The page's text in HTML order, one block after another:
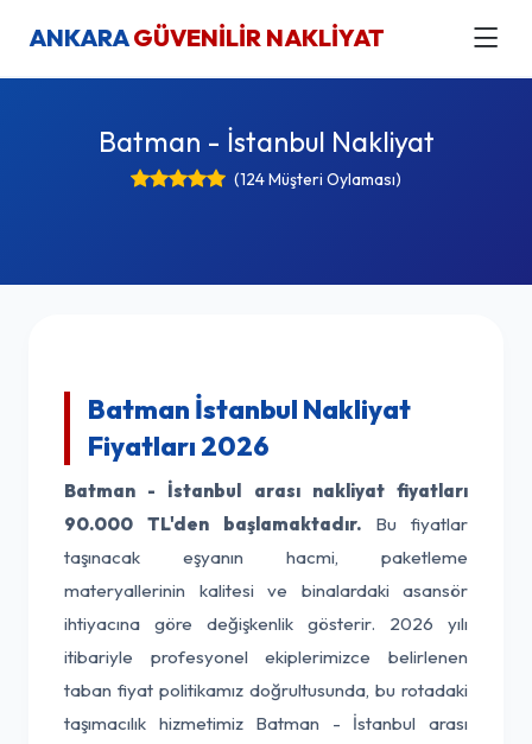
ANKARAGÜVENİLİR NAKLİYAT
Batman - İstanbul Nakliyat
(124 Müşteri Oylaması)
Batman İstanbul Nakliyat
Fiyatları 2026
Batman - İstanbul arası nakliyat fiyatları
90.000 TL'den başlamaktadır. Bu fiyatlar
taşınacak eşyanın hacmi, paketleme
materyallerinin kalitesi ve binalardaki asansör
ihtiyacına göre değişkenlik gösterir. 2026 yılı
itibariyle profesyonel ekiplerimizce belirlenen
taban fiyat politikamız doğrultusunda, bu rotadaki
taşımacılık hizmetimiz Batman - İstanbul arası